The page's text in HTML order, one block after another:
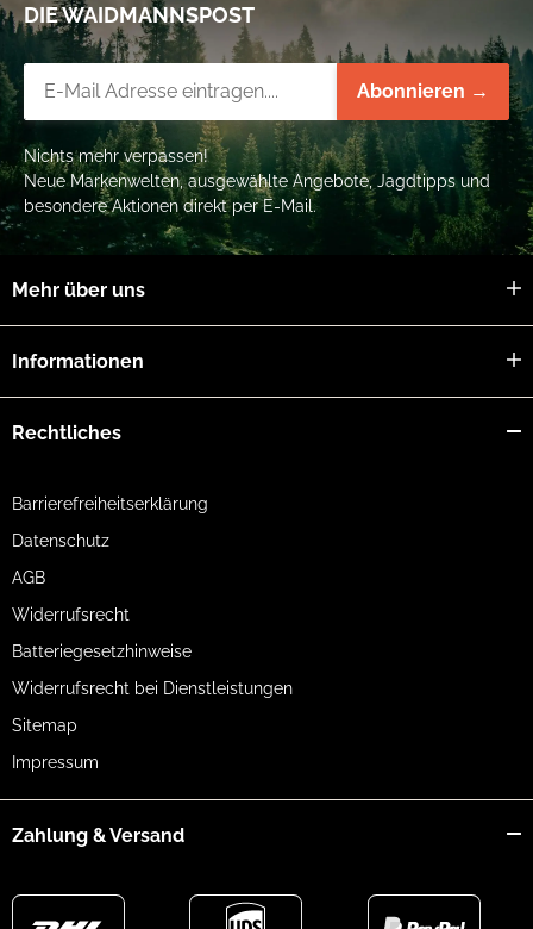
DIE WAIDMANNSPOST
Abonnieren →
Nichts mehr verpassen!
Neue Markenwelten, ausgewählte Angebote, Jagdtipps und
besondere Aktionen direkt per E-Mail.
Mehr über uns
Informationen
Rechtliches
Barrierefreiheitserklärung
Datenschutz
AGB
Widerrufsrecht
Batteriegesetzhinweise
Widerrufsrecht bei Dienstleistungen
Sitemap
Impressum
Zahlung & Versand